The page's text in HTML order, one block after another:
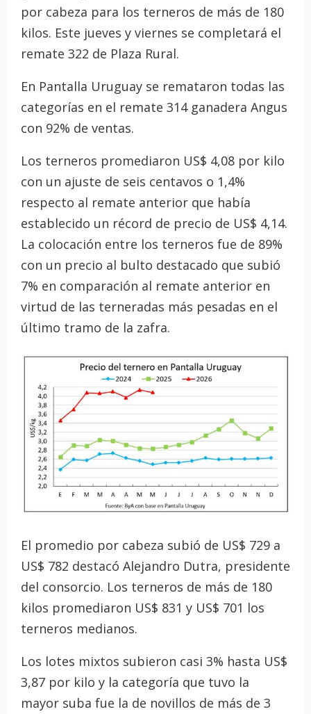
por cabeza para los terneros de más de 180
kilos. Este jueves y viernes se completará el
remate 322 de Plaza Rural.
En Pantalla Uruguay se remataron todas las
categorías en el remate 314 ganadera Angus
con 92% de ventas.
Los terneros promediaron US$ 4,08 por kilo
con un ajuste de seis centavos o 1,4%
respecto al remate anterior que había
establecido un récord de precio de US$ 4,14.
La colocación entre los terneros fue de 89%
con un precio al bulto destacado que subió
7% en comparación al remate anterior en
virtud de las terneradas más pesadas en el
último tramo de la zafra.
El promedio por cabeza subió de US$ 729 a
US$ 782 destacó Alejandro Dutra, presidente
del consorcio. Los terneros de más de 180
kilos promediaron US$ 831 y US$ 701 los
terneros medianos.
Los lotes mixtos subieron casi 3% hasta US$
3,87 por kilo y la categoría que tuvo la
mayor suba fue la de novillos de más de 3